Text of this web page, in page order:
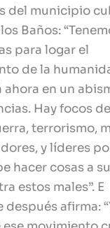
del municipio
Baños:
para logar el
de la
en un
Hay focos
terrorismo,
y líderes
hacer cosas a
estos males”. E
afirma: